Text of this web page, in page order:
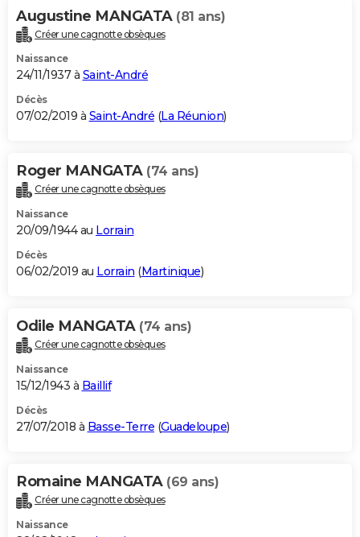
Augustine MANGATA (81 ans)
Créer une cagnotte obsèques
Naissance
24/11/1937 à Saint-André
Décès
07/02/2019 à Saint-André (La Réunion)
Roger MANGATA (74 ans)
Créer une cagnotte obsèques
Naissance
20/09/1944 au Lorrain
Décès
06/02/2019 au Lorrain (Martinique)
Odile MANGATA (74 ans)
Créer une cagnotte obsèques
Naissance
15/12/1943 à Baillif
Décès
27/07/2018 à Basse-Terre (Guadeloupe)
Romaine MANGATA (69 ans)
Créer une cagnotte obsèques
Naissance